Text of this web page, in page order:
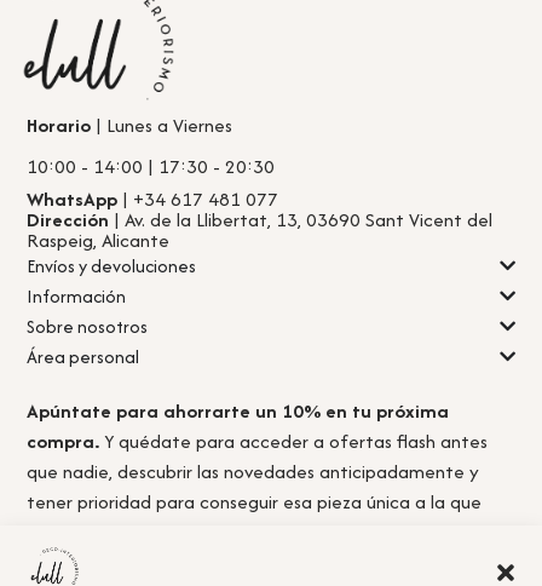
Horario | Lunes a Viernes
10:00 - 14:00 | 17:30 - 20:30
WhatsApp | +34 617 481 077
Dirección | Av. de la Llibertat, 13, 03690 Sant Vicent del
Raspeig, Alicante
Envíos y devoluciones
Información
Sobre nosotros
Área personal
Apúntate para ahorrarte un 10% en tu próxima
compra.Y quédate para acceder a ofertas flash antes
que nadie, descubrir las novedades anticipadamente y
tener prioridad para conseguir esa pieza única a la que